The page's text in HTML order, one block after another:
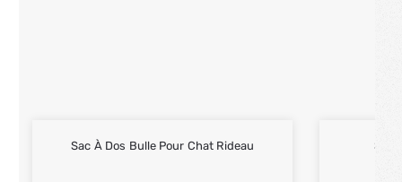
Sac À Dos Bulle Pour Chat Rideau Sac